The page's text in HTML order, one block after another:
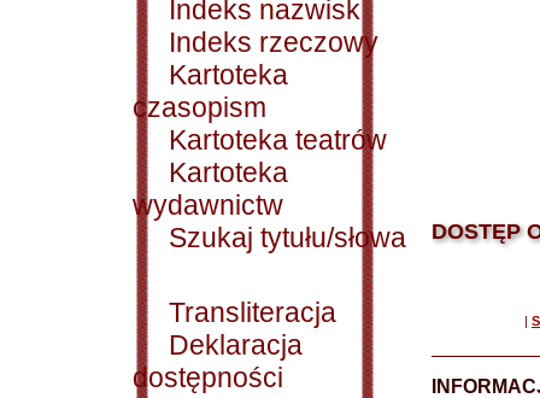
Indeks nazwisk
Indeks rzeczowy
Kartoteka
czasopism
Kartoteka teatrów
Kartoteka
wydawnictw
Szukaj tytułu/słowa
Transliteracja
Deklaracja
dostępności
DOSTĘP
|